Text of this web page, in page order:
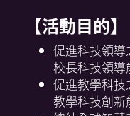
【活動目的】
促進科技領
校長科技領導
促進教學科
教學科技創新